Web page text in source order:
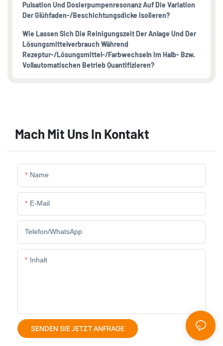
Pulsation Und Dosierpumpenresonanz Auf Die Variation
Der Glühfaden-/Beschichtungsdicke Isolieren?
Wie Lassen Sich Die Reinigungszeit Der Anlage Und Der
Lösungsmittelverbrauch Während
Rezeptur-/Lösungsmittel-/Farbwechseln Im Halb- Bzw.
Vollautomatischen Betrieb Quantifizieren?
Mach Mit Uns In Kontakt
Name
E-Mail
Telefon/WhatsApp
Inhalt
SENDEN SIE JETZT ANFRAGE